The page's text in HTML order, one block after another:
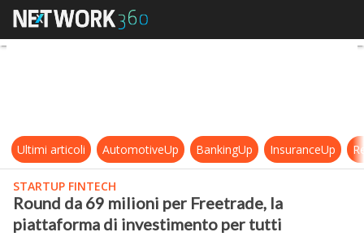
Round da 69 milioni per
Ultimi articoli AutomotiveUp BankingUp InsuranceUp
STARTUP FINTECH
Round da 69 milioni per Freetrade, la
piattaforma di investimento per tutti